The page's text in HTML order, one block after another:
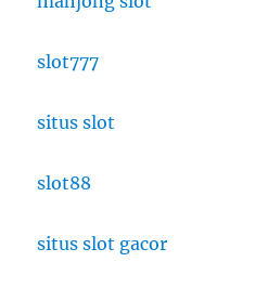
slot777
situs slot
slot88
situs slot gacor